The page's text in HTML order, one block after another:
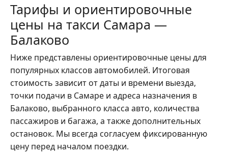
Тарифы и ориентировочные
цены на такси Самара —
Балаково
Ниже представлены ориентировочные цены для
популярных классов автомобилей. Итоговая
стоимость зависит от даты и времени выезда,
точки подачи в Самаре и адреса назначения в
Балаково, выбранного класса авто, количества
пассажиров и багажа, а также дополнительных
остановок. Мы всегда согласуем фиксированную
цену перед началом поездки.